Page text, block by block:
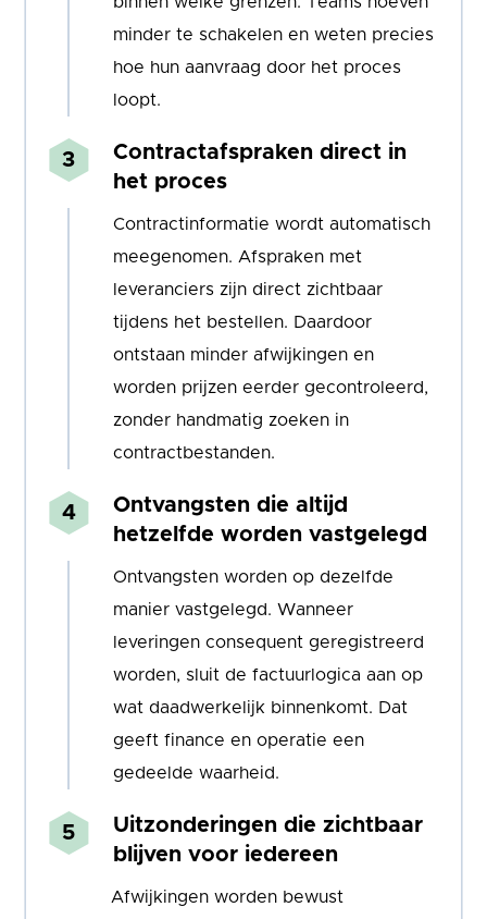
minder te schakelen en weten precies
hoe hun aanvraag door het proces
loopt.
Contractafspraken direct in
het proces
Contractinformatie wordt automatisch
meegenomen. Afspraken met
leveranciers zijn direct zichtbaar
tijdens het bestellen. Daardoor
ontstaan minder afwijkingen en
worden prijzen eerder gecontroleerd,
zonder handmatig zoeken in
contractbestanden.
Ontvangsten die altijd
hetzelfde worden vastgelegd
Ontvangsten worden op dezelfde
manier vastgelegd. Wanneer
leveringen consequent geregistreerd
worden, sluit de factuurlogica aan op
wat daadwerkelijk binnenkomt. Dat
geeft finance en operatie een
gedeelde waarheid.
Uitzonderingen die zichtbaar
blijven voor iedereen
Afwijkingen worden bewust